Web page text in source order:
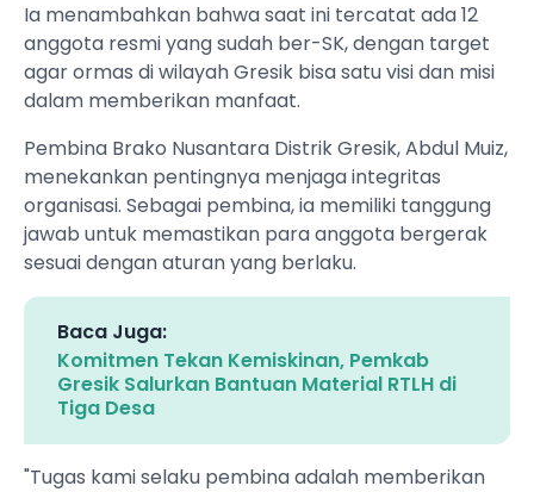
​Ia menambahkan bahwa saat ini tercatat ada 12
anggota resmi yang sudah ber-SK, dengan target
agar ormas di wilayah Gresik bisa satu visi dan misi
dalam memberikan manfaat.
​Pembina Brako Nusantara Distrik Gresik, Abdul Muiz,
menekankan pentingnya menjaga integritas
organisasi. Sebagai pembina, ia memiliki tanggung
jawab untuk memastikan para anggota bergerak
sesuai dengan aturan yang berlaku.
Baca Juga:
Komitmen Tekan Kemiskinan, Pemkab
Gresik Salurkan Bantuan Material RTLH di
Tiga Desa
​"Tugas kami selaku pembina adalah memberikan